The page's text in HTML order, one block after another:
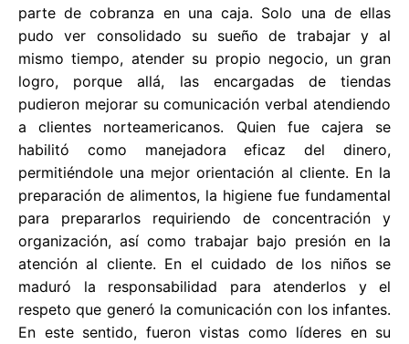
parte de cobranza en una caja. Solo una de ellas
pudo ver consolidado su sueño de trabajar y al
mismo tiempo, atender su propio negocio, un gran
logro, porque allá, las encargadas de tiendas
pudieron mejorar su comunicación verbal atendiendo
a clientes norteamericanos. Quien fue cajera se
habilitó como manejadora eficaz del dinero,
permitiéndole una mejor orientación al cliente. En la
preparación de alimentos, la higiene fue fundamental
para prepararlos requiriendo de concentración y
organización, así como trabajar bajo presión en la
atención al cliente. En el cuidado de los niños se
maduró la responsabilidad para atenderlos y el
respeto que generó la comunicación con los infantes.
En este sentido, fueron vistas como líderes en su